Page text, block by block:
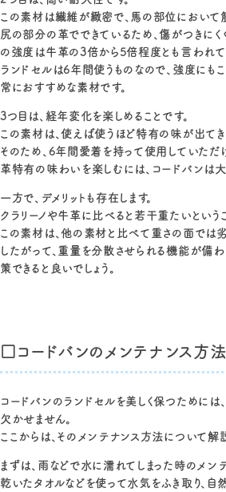
この素材は繊維が緻密で、馬の部位におい
尻の部分の革でできているため、傷がつきにく
の強度は牛革の3倍から5倍程度とも言われて
ランドセルは6年間使うものなので、強度にも
常におすすめな素材です。
3つ目は、経年変化を楽しめることです。
この素材は、使えば使うほど特有の味が出てき
そのため、6年間愛着を持って使用していただけ
革特有の味わいを楽しむには、コードバンは大
一方で、デメリットも存在します。
クラリーノや牛革に比べると若干重たいというこ
この素材は、他の素材と比べて重さの面では劣
したがって、重量を分散させられる機能が備
策できると良いでしょう。
□コードバンのメンテナンス方
コードバンのランドセルを美しく保つためには
欠かせません。
ここからは、そのメンテナンス方法について解説
まずは、雨などで水に濡れてしまった時のメン
乾いたタオルなどを使って水気をふき取り、自然